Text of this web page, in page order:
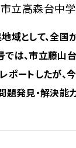
立高森台中
域として、全国
は、市立藤山
ポートしたが
題発見・解決能